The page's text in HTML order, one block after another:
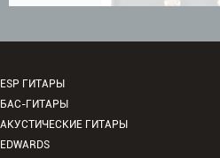
ESP ГИТАРЫ
БАС-ГИТАРЫ
АКУСТИЧЕСКИЕ ГИТАРЫ
EDWARDS